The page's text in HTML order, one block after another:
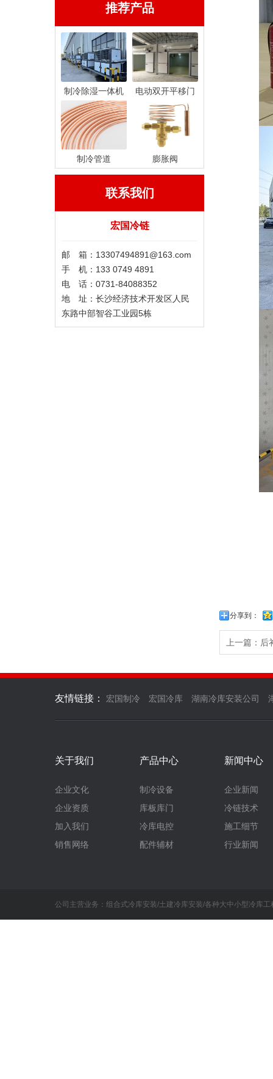
推荐产品
制冷除湿一体机 电动双开平移门
制冷管道 膨胀阀
联系我们
宏国冷链
邮 箱：13307494891@163.com
手 机：133 0749 4891
电 话：0731-84088352
地 址：长沙经济技术开发区人民
东路中部智谷工业园5栋
分享到：
上一篇：
友情链接： 宏国制冷 宏国冷库 湖南冷库安装公司
关于我们
企业文化
企业资质
加入我们
销售网络
产品中心
制冷设备
库板库门
冷库电控
配件辅材
新闻中心
企业新闻
冷链技术
施工细节
行业新闻
公司主营业务：组合式冷库安装/土建冷库安装/各种大中小型冷库